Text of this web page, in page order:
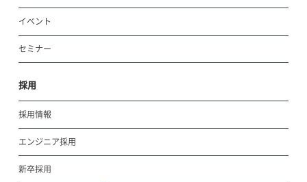
イベント
セミナー
採用
採用情報
エンジニア採用
新卒採用